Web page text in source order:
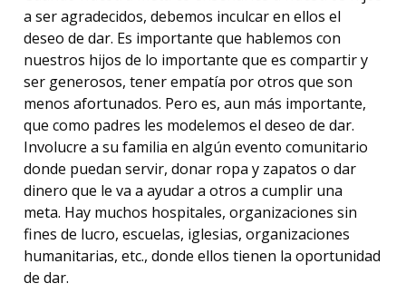
a ser agradecidos, debemos inculcar en ellos el
deseo de dar. Es importante que hablemos con
nuestros hijos de lo importante que es compartir y
ser generosos, tener empatía por otros que son
menos afortunados. Pero es, aun más importante,
que como padres les modelemos el deseo de dar.
Involucre a su familia en algún evento comunitario
donde puedan servir, donar ropa y zapatos o dar
dinero que le va a ayudar a otros a cumplir una
meta. Hay muchos hospitales, organizaciones sin
fines de lucro, escuelas, iglesias, organizaciones
humanitarias, etc., donde ellos tienen la oportunidad
de dar.